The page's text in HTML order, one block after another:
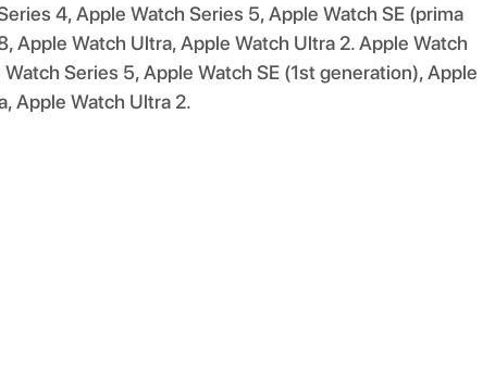
4, Apple Watch Series 5, Apple Watch SE (prima
Apple Watch Ultra, Apple Watch Ultra 2. Apple Watch
Series 5, Apple Watch SE (1st generation), Apple
Apple Watch Ultra 2.